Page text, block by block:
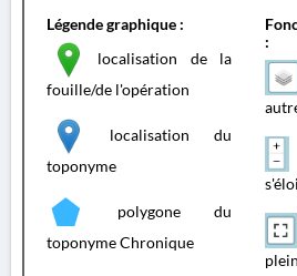
Légende graphique :
localisation de la
fouille/de l'opération
localisation du
toponyme
polygone du
toponyme Chronique
: